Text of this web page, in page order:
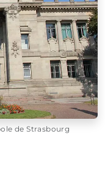
de Strasbourg